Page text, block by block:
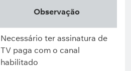
Observação
Necessário ter assinatura de
TV paga com o canal
habilitado